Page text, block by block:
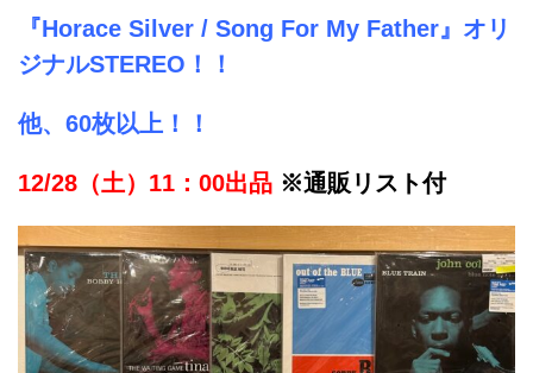
『Horace Silver / Song For My Father』オリ
ジナルSTEREO！！
他、60枚以上 ！！
12/28（土）11：00出品 ※通販リスト付